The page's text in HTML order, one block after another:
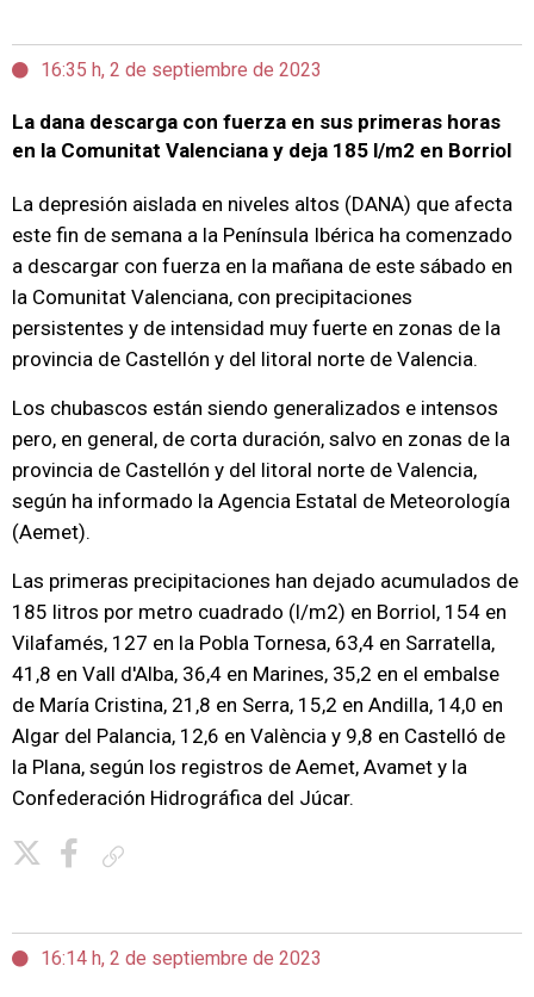
16:35 h, 2 de septiembre de 2023
La dana descarga con fuerza en sus primeras horas
en la Comunitat Valenciana y deja 185 l/m2 en Borriol
La depresión aislada en niveles altos (DANA) que afecta
este fin de semana a la Península Ibérica ha comenzado
a descargar con fuerza en la mañana de este sábado en
la Comunitat Valenciana, con precipitaciones
persistentes y de intensidad muy fuerte en zonas de la
provincia de Castellón y del litoral norte de Valencia.
Los chubascos están siendo generalizados e intensos
pero, en general, de corta duración, salvo en zonas de la
provincia de Castellón y del litoral norte de Valencia,
según ha informado la Agencia Estatal de Meteorología
(Aemet).
Las primeras precipitaciones han dejado acumulados de
185 litros por metro cuadrado (l/m2) en Borriol, 154 en
Vilafamés, 127 en la Pobla Tornesa, 63,4 en Sarratella,
41,8 en Vall d'Alba, 36,4 en Marines, 35,2 en el embalse
de María Cristina, 21,8 en Serra, 15,2 en Andilla, 14,0 en
Algar del Palancia, 12,6 en València y 9,8 en Castelló de
la Plana, según los registros de Aemet, Avamet y la
Confederación Hidrográfica del Júcar.
16:14 h, 2 de septiembre de 2023